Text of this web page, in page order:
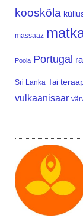
kooskõla
massaaz
Poola Portugal
Sri Lanka Tai
vulkaanisaar